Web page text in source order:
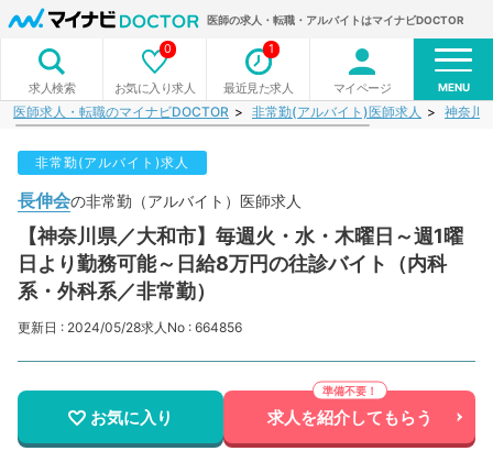
医師の求人・転職・アルバイトはマイナビDOCTOR
求人検索 お気に入り求人
0
最近見た求人
1
マイページ MENU
医師求人・転職のマイナビDOCTOR 非常勤(アルバイト)医師求人 神奈川
非常勤(アルバイト)求人
長伸会の非常勤（アルバイト）医師求人
【神奈川県／大和市】毎週火・水・木曜日～週1曜
日より勤務可能～日給8万円の往診バイト（内科
系・外科系／非常勤）
更新日 : 2024/05/28求人No : 664856
お気に入り 求人を紹介してもらう